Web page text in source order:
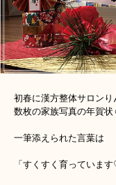
初春に漢方整体サロンり
数枚の家族写真の年賀
一筆添えられた言葉は
「すくすく育っています